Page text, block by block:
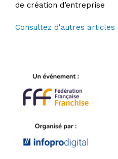
de création d’entreprise
Consultez d'autres articles